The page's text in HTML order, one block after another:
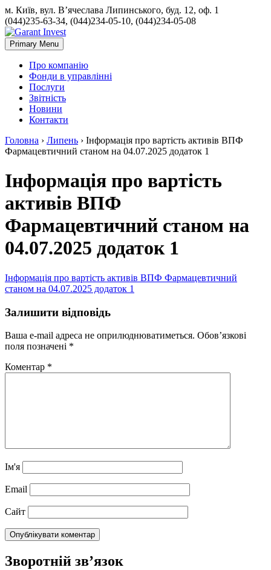
м. Київ, вул. В’ячеслава Липинського, буд. 12, оф. 1
(044)235-63-34, (044)234-05-10, (044)234-05-08
Primary Menu
Про компанію
Фонди в управлінні
Послуги
Звітність
Новини
Контакти
Головна › Липень › Інформація про вартість активів ВПФ
Фармацевтичний станом на 04.07.2025 додаток 1
Інформація про вартість
активів ВПФ
Фармацевтичний станом на
04.07.2025 додаток 1
Інформація про вартість активів ВПФ Фармацевтичний
станом на 04.07.2025 додаток 1
Залишити відповідь
Ваша e-mail адреса не оприлюднюватиметься. Обов’язкові
поля позначені *
Коментар *
Ім'я
Email
Сайт
Зворотній зв’язок